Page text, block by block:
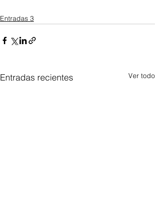
Entradas 3
Entradas recientes Ver todo